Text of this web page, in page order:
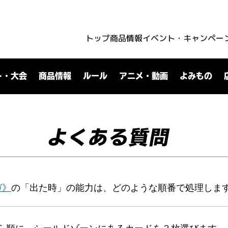
トップ商品情報イベント・キャンペー
・大会 商品情報 ルール アニメ・動画 よみもの
よくある質問
の「出た時」の能力は、どのような順番で処理しま